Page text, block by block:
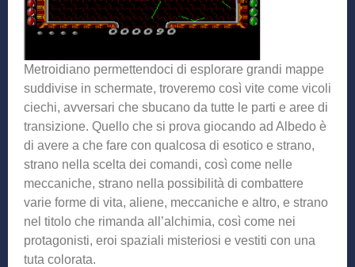
Metroidiano permettendoci di esplorare grandi mappe
suddivise in schermate, troveremo così vite come vicoli
ciechi, avversari che sbucano da tutte le parti e aree di
transizione. Quello che si prova giocando ad Albedo è
di avere a che fare con qualcosa di esotico e strano,
strano nella scelta dei comandi, così come nelle
meccaniche, strano nella possibilità di combattere
varie forme di vita, aliene, meccaniche e altro, e strano
nel titolo che rimanda all’alchimia, così come nei
protagonisti, eroi spaziali misteriosi e vestiti con una
tuta colorata.